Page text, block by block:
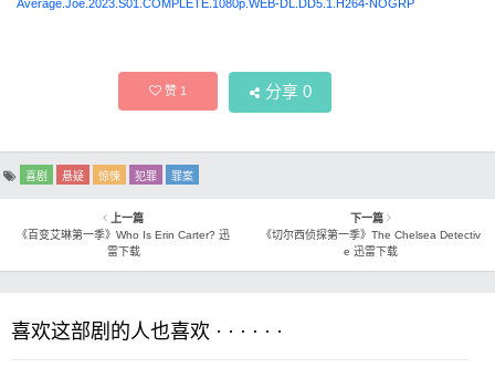
Average.Joe.2023.S01.COMPLETE.1080p.WEB-DL.DD5.1.H264-NOGRP
赞1 分享 0
喜剧 悬疑 惊悚 犯罪 罪案
上一篇
《百变艾琳第一季》Who Is Erin Carter? 迅
雷下载
下一篇
《切尔西侦探第一季》The Chelsea Detectiv
e 迅雷下载
喜欢这部剧的人也喜欢 · · · · · ·